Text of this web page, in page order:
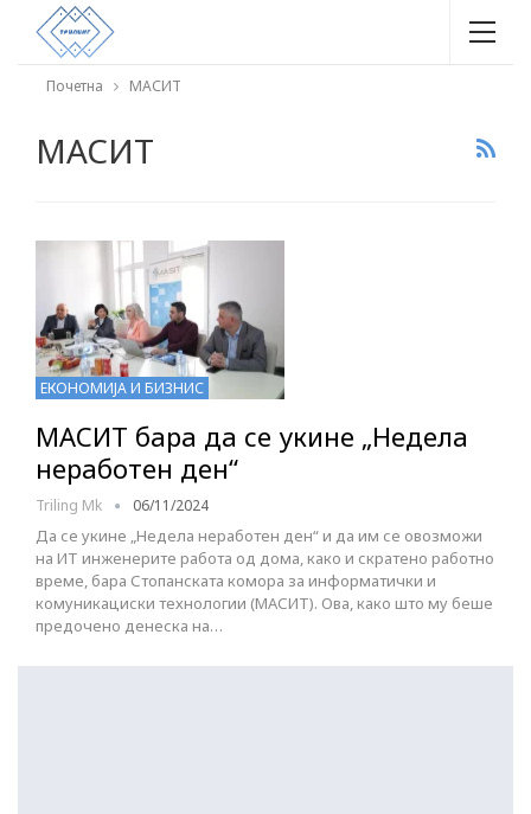
Почетна МАСИТ
МАСИТ
ЕКОНОМИЈА И БИЗНИС
МАСИТ бара да се укине „Недела
неработен ден“
Triling Mk 06/11/2024
Да се укине „Недела неработен ден“ и да им се овозможи
на ИТ инженерите работа од дома, како и скратено работно
време, бара Стопанската комора за информатички и
комуникациски технологии (МАСИТ). Ова, како што му беше
предочено денеска на…